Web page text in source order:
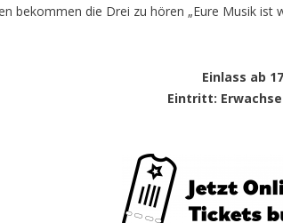
bekommen die Drei zu hören „Eure Musik ist
Einlass ab
Eintritt: